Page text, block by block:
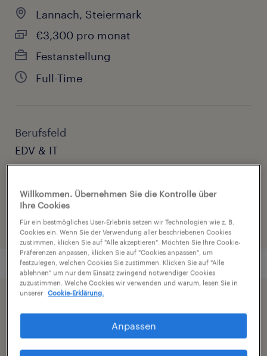
Lannach, Steiermark
€3,300 pro monat
Festanstellung
Full-Time
Berufsfeld
EDV & IT
ITSYS31777
Willkommen. Übernehmen Sie die Kontrolle über
Ihre Cookies
Für ein bestmögliches User-Erlebnis setzen wir Technologien wie z. B.
Cookies ein. Wenn Sie der Verwendung aller beschriebenen Cookies
zustimmen, klicken Sie auf "Alle akzeptieren". Möchten Sie Ihre Cookie-
Präferenzen anpassen, klicken Sie auf "Cookies anpassen", um
festzulegen, welchen Cookies Sie zustimmen. Klicken Sie auf "Alle
ablehnen" um nur dem Einsatz zwingend notwendiger Cookies
zuzustimmen. Welche Cookies wir verwenden und warum, lesen Sie in
unserer
Cookie-Erklärung.
Anpassen